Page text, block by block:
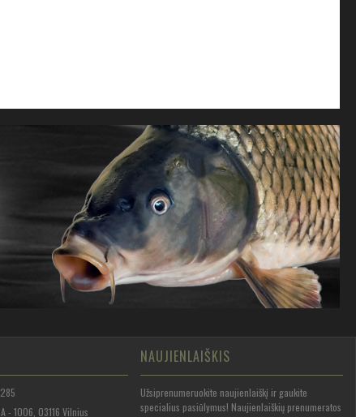
- 1006, 03116 Vilnius
NAUJIENLAIŠKIS
Užsiprenumeruokite naujienlaiškį ir gaukite
specialius pasiūlymus! Naujienlaiškių prenumeratos